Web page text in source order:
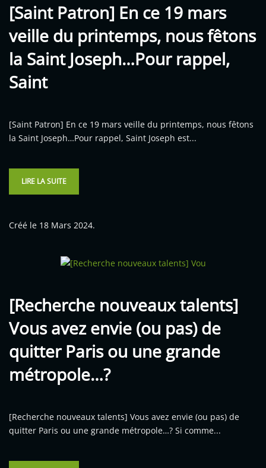
[Saint Patron] En ce 19 mars
veille du printemps, nous fêtons
la Saint Joseph…Pour rappel,
Saint
[Saint Patron] En ce 19 mars veille du printemps, nous fêtons
la Saint Joseph…Pour rappel, Saint Joseph est...
LIRE LA SUITE
Créé le 18 Mars 2024.
[Recherche nouveaux talents]
Vous avez envie (ou pas) de
quitter Paris ou une grande
métropole…?
[Recherche nouveaux talents] Vous avez envie (ou pas) de
quitter Paris ou une grande métropole…? Si comme...